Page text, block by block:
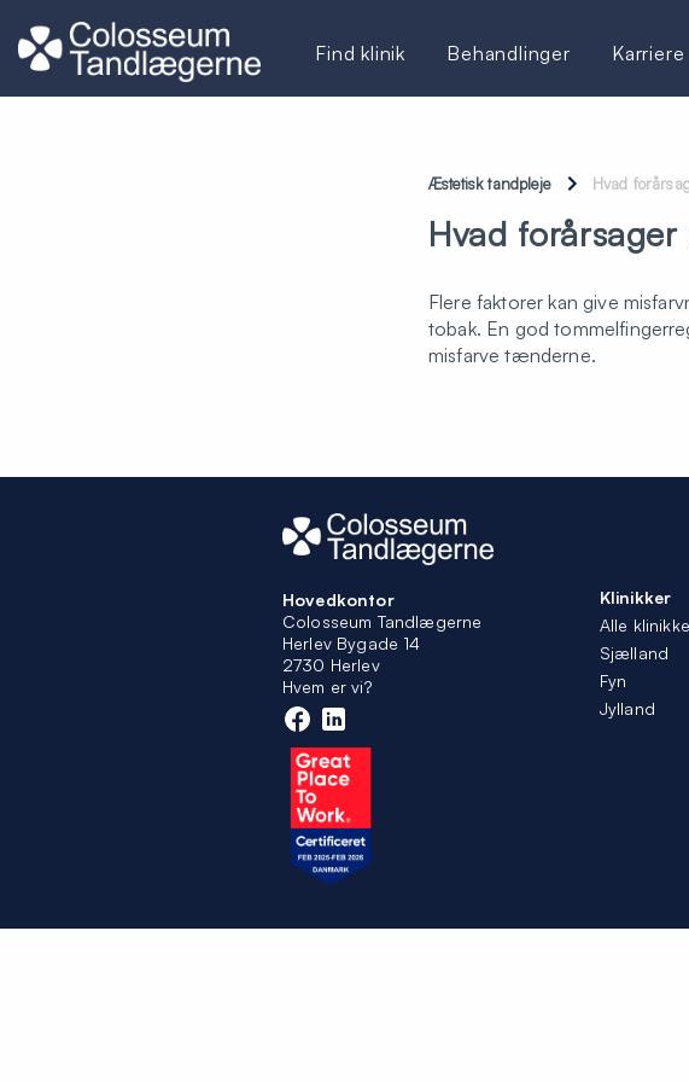
Æstetisk tandpleje Hvad
Hvad
Flere faktorer kan give
tobak. En god
misfarve tænderne.
Hovedkontor
Colosseum Tandlægerne
Herlev Bygade 14
2730 Herlev
Hvem er vi?
Klinikker
Alle
Sjælland
Fyn
Jylland
Find klinik Behandlinger Karriere